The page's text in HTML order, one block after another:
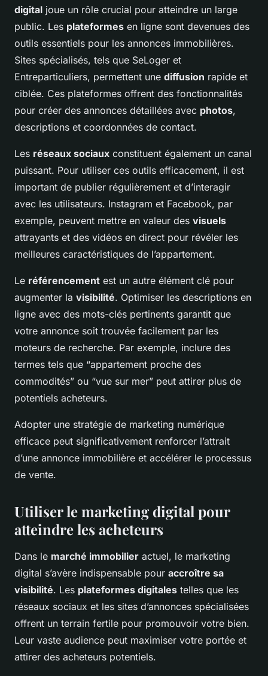
digital joue un rôle crucial pour atteindre un large
public. Les plateformes en ligne sont devenues des
outils essentiels pour les annonces immobilières.
Sites spécialisés, tels que SeLoger et
Entreparticuliers, permettent une diffusion rapide et
ciblée. Ces plateformes offrent des fonctionnalités
pour créer des annonces détaillées avec photos,
descriptions et coordonnées de contact.
Les réseaux sociaux constituent également un canal
puissant. Pour utiliser ces outils efficacement, il est
important de publier régulièrement et d’interagir
avec les utilisateurs. Instagram et Facebook, par
exemple, peuvent mettre en valeur des visuels
attrayants et des vidéos en direct pour révéler les
meilleures caractéristiques de l’appartement.
Le référencement est un autre élément clé pour
augmenter la visibilité. Optimiser les descriptions en
ligne avec des mots-clés pertinents garantit que
votre annonce soit trouvée facilement par les
moteurs de recherche. Par exemple, inclure des
termes tels que “appartement proche des
commodités” ou “vue sur mer” peut attirer plus de
potentiels acheteurs.
Adopter une stratégie de marketing numérique
efficace peut significativement renforcer l’attrait
d’une annonce immobilière et accélérer le processus
de vente.
Utiliser le marketing digital pour
atteindre les acheteurs
Dans le marché immobilier actuel, le marketing
digital s’avère indispensable pour accroître sa
visibilité. Les plateformes digitales telles que les
réseaux sociaux et les sites d’annonces spécialisées
offrent un terrain fertile pour promouvoir votre bien.
Leur vaste audience peut maximiser votre portée et
attirer des acheteurs potentiels.